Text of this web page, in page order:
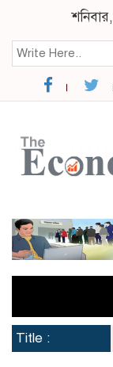
Title :